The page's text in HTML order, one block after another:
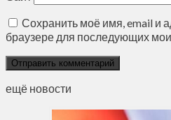
Сохранить моё имя, email и
браузере для последующих
ещё новости